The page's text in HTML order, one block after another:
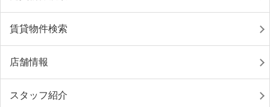
賃貸物件検索
店舗情報
スタッフ紹介